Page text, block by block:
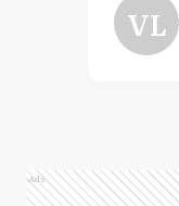
VL
Ads